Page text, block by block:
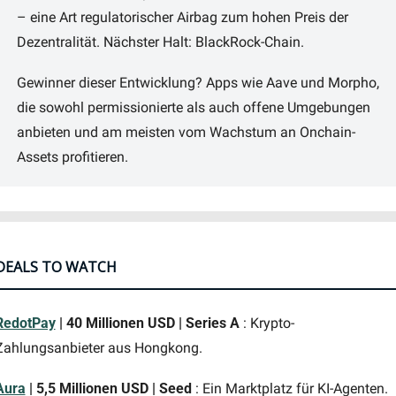
– eine Art regulatorischer Airbag zum hohen Preis der
Dezentralität. Nächster Halt: BlackRock-Chain.
Gewinner dieser Entwicklung? Apps wie Aave und Morpho,
die sowohl permissionierte als auch offene Umgebungen
anbieten und am meisten vom Wachstum an Onchain-
Assets profitieren.
TO WATCH
| 40 Millionen USD | Series A : Krypto-
aus Hongkong.
| 5,5 Millionen USD | Seed : Ein Marktplatz für KI-Agenten.